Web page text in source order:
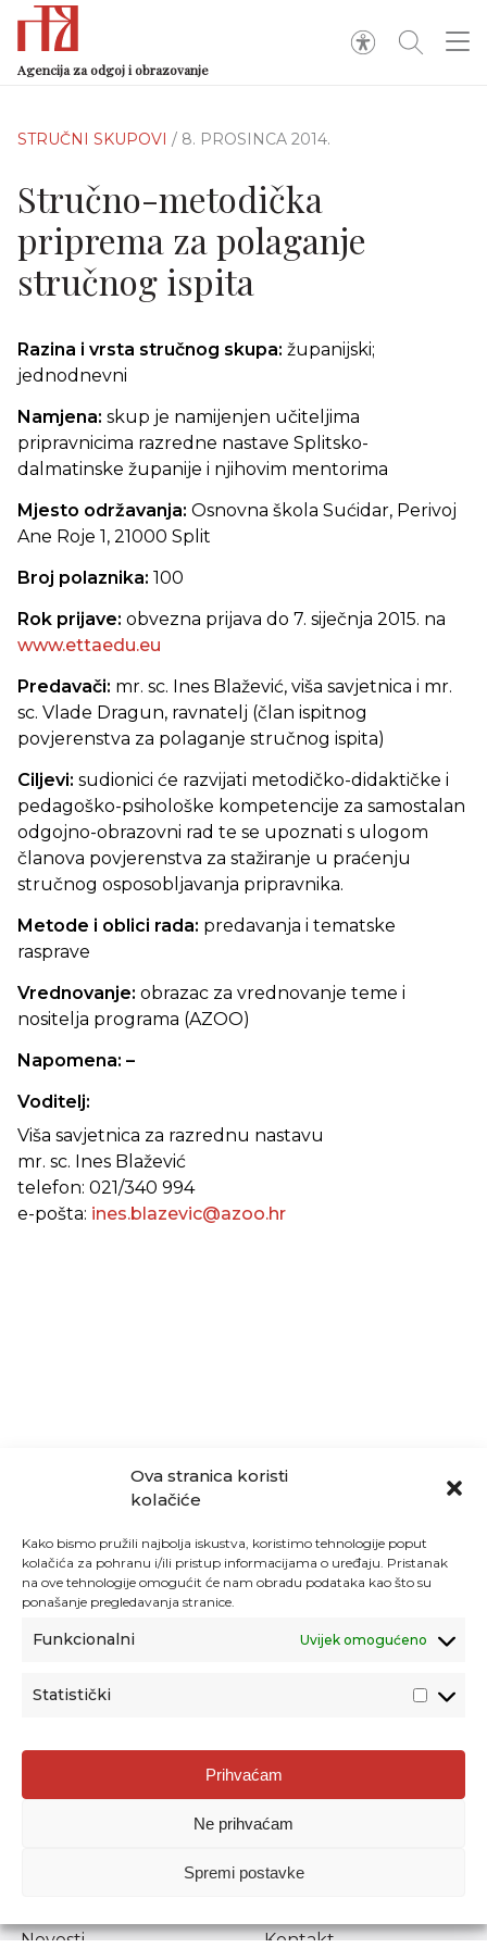
Ova stranica koristi
kolačiće
Kako bismo pružili najbolja iskustva, koristimo tehnologije poput
kolačića za pohranu i/ili pristup informacijama o uređaju. Pristanak
na ove tehnologije omogućit će nam obradu podataka kao što su
ponašanje pregledavanja stranice.
Funkcionalni Uvijek omogućeno
Statistički
Prihvaćam
Ne prihvaćam
Spremi postavke
Agencija za odgoj i obrazovanje
STRUČNI SKUPOVI / 8. PROSINCA 2014.
Stručno-metodička
priprema za polaganje
stručnog ispita
Razina i vrsta stručnog skupa: županijski;
jednodnevni
Namjena: skup je namijenjen učiteljima
pripravnicima razredne nastave Splitsko-
dalmatinske županije i njihovim mentorima
Mjesto održavanja: Osnovna škola Sućidar, Perivoj
Ane Roje 1, 21000 Split
Broj polaznika: 100
Rok prijave: obvezna prijava do 7. siječnja 2015. na
www.ettaedu.eu
Predavači: mr. sc. Ines Blažević, viša savjetnica i mr.
sc. Vlade Dragun, ravnatelj (član ispitnog
povjerenstva za polaganje stručnog ispita)
Ciljevi: sudionici će razvijati metodičko-didaktičke i
pedagoško-psihološke kompetencije za samostalan
odgojno-obrazovni rad te se upoznati s ulogom
članova povjerenstva za stažiranje u praćenju
stručnog osposobljavanja pripravnika.
Metode i oblici rada: predavanja i tematske
rasprave
Vrednovanje: obrazac za vrednovanje teme i
nositelja programa (AZOO)
Napomena: –
Voditelj:
Viša savjetnica za razrednu nastavu
mr. sc. Ines Blažević
telefon: 021/340 994
e-pošta: ines.blazevic@azoo.hr
Agencija za odgoj i obrazovanje
Donje Svetice 38, 10000 Zagreb
1778129
Prenošenje sadržaja dopušteno je uz navođenje izvora.
Novosti Kontakt